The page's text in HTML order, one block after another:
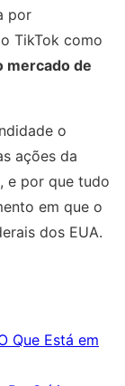
por
TikTok como
mercado de
o
ações da
e por que tudo
em que o
dos EUA.
Que Está em